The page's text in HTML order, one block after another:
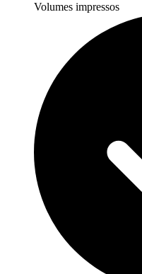
Volumes impressos